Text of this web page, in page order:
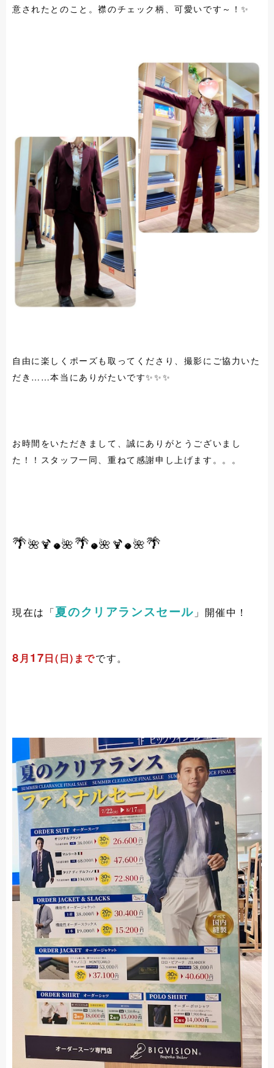
意されたとのこと。襟のチェック柄、可愛いです～！✨
自由に楽しくポーズも取ってくださり、撮影にご協力いた
だき……本当にありがたいです✨✨✨
お時間をいただきまして、誠にありがとうございまし
た！！スタッフ一同、重ねて感謝申し上げます。。。
🌴🌺🍹 🥥🌺🌴🥥🌺🍹🥥🌺🌴
現在は「夏のクリアランスセール 」開催中！
8月 17日(日)までです。